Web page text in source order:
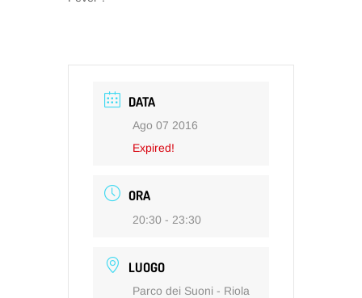
DATA
Ago 07 2016
Expired!
ORA
20:30 - 23:30
LUOGO
Parco dei Suoni - Riola